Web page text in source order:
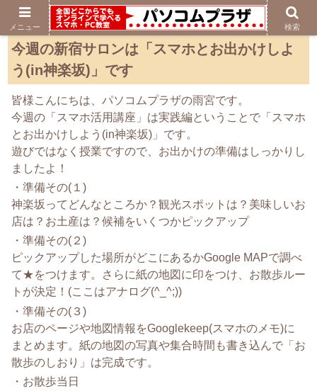
今週の新宿サロンは「スマホとお出かけしよ
う(in神楽坂)」です
皆様こんにちは、パソコムプラザの雨宮です。
今週の「スマホ活用講座」は実践編ということで「スマホ
とお出かけしよう(in神楽坂)」です。
遊びではなく授業ですので、お出かけの準備はしっかりし
ましたよ！
・準備その(１)
神楽坂ってどんなところか？観光スポットは？美味しいお
店は？お土産は？候補をいくつかピックアップ
・準備その(２)
ピックアップした場所がどこにあるかGoogle MAPで調べ
て★をつけます。さらに紙の地図に印をつけ、お散歩ルー
トが決定！(ここはアナログ(^_^;))
・準備その(３)
お店のページや地図情報をGooglekeep(スマホのメモ)に
まとめます。紙の地図の写真や集合時間も書き込んで「お
散歩のしおり」は完成です。
・お散歩当日
メニュー 検索